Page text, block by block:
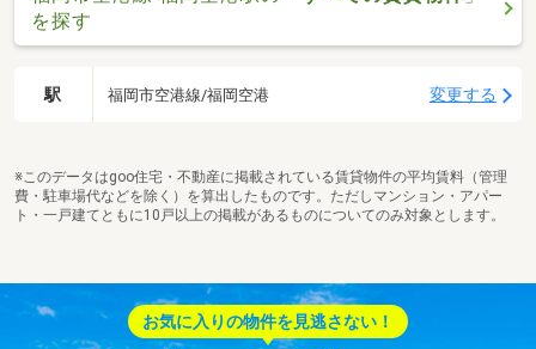
を探す
駅 福岡市空港線/福岡空港 変更する
※このデータはgoo住宅・不動産に掲載されている賃貸物件の平均賃料（管理
費・駐車場代などを除く）を算出したものです。ただしマンション・アパー
ト・一戸建てともに10戸以上の掲載があるものについてのみ対象とします。
お気に入りの物件を見逃さない！